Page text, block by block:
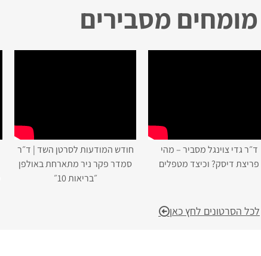
מסבירים
ד״ר גדי צוינגל מסביר – מהי
פריצת דיסק? וכיצד מטפלים
חודש המודעות לסרטן השד | ד״ר
סמדר פקר ניר מתארחת באולפן
״בריאות 10״
לכל הסרטונים לחץ כאן